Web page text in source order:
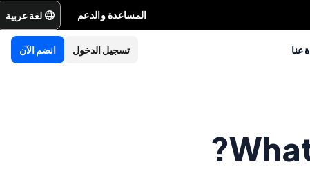
المساعدة والدعم لغة عربية
عنا انضم الآن تسجيل الدخول